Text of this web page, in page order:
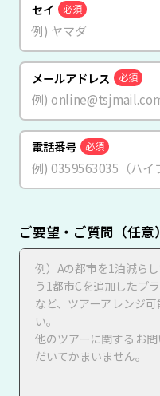
セイ 必須
メールアドレス 必須
電話番号 必須
ご要望・ご質問（任意）